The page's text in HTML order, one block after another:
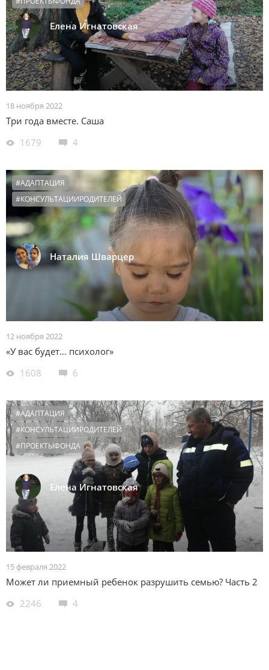
Елена Игнатовская
18 ноября 2022
Три года вместе. Саша
1679
4
Наталия Шварцер
#АДАПТАЦИЯ
#КОНСУЛЬТАЦИИРОДИТЕЛЕЙ
12 ноября 2022
«У вас будет… психолог»
1608
6
Елена Игнатовская
#АДАПТАЦИЯ
#КОНСУЛЬТАЦИИРОДИТЕЛЕЙ
#ПРОЕКТЫФОНДА
15 февраля 2022
Может ли приемный ребенок разрушить семью? Часть 2
2246
4